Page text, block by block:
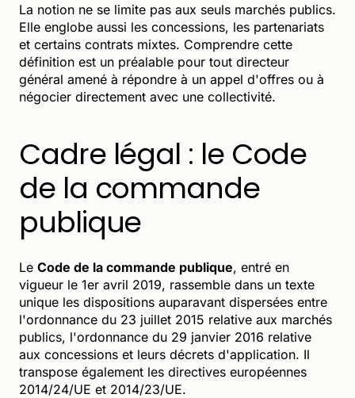
La notion ne se limite pas aux seuls marchés publics.
Elle englobe aussi les concessions, les partenariats
et certains contrats mixtes. Comprendre cette
définition est un préalable pour tout directeur
général amené à répondre à un appel d'offres ou à
négocier directement avec une collectivité.
Cadre légal : le Code
de la commande
publique
Le Code de la commande publique, entré en
vigueur le 1er avril 2019, rassemble dans un texte
unique les dispositions auparavant dispersées entre
l'ordonnance du 23 juillet 2015 relative aux marchés
publics, l'ordonnance du 29 janvier 2016 relative
aux concessions et leurs décrets d'application. Il
transpose également les directives européennes
2014/24/UE et 2014/23/UE.